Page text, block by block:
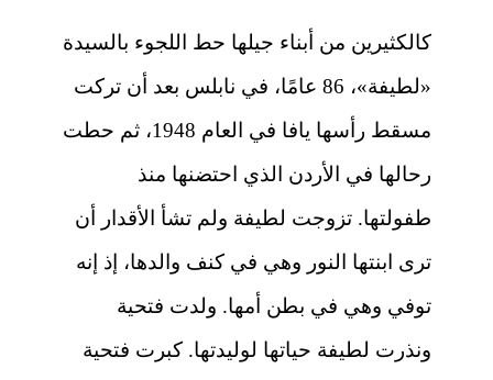
كالكثيرين من أبناء جيلها حط اللجوء بالسيدة
«لطيفة»، 86 عامًا، في نابلس بعد أن تركت
مسقط رأسها يافا في العام 1948، ثم حطت
رحالها في الأردن الذي احتضنها منذ
طفولتها. تزوجت لطيفة ولم تشأ الأقدار أن
ترى ابنتها النور وهي في كنف والدها، إذ إنه
توفي وهي في بطن أمها. ولدت فتحية
ونذرت لطيفة حياتها لوليدتها. كبرت فتحية